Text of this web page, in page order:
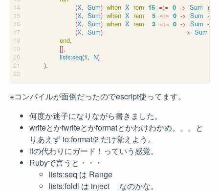
(X, Sum) when X rem 15 =:= 0 -> Sum ++
(X, Sum) when X rem 5 =:= 0 -> Sum ++
(X, Sum) when X rem 3 =:= 0 -> Sum ++
(X, Sum) -> Sum
end,
[],
lists:seq(1, N)
).
※コンパイルが面倒だったのでescript使ってます。
何度か迷子になりながら書きました。
writeとかfwriteとかformatとかわけわかめ。。。と
りあえず io:format/2 だけ覚えよう。
ifの代わりにガード！っていう感覚。
Rubyで言うと・・・
lists:seq は Range
lists:foldl は inject なのかな。